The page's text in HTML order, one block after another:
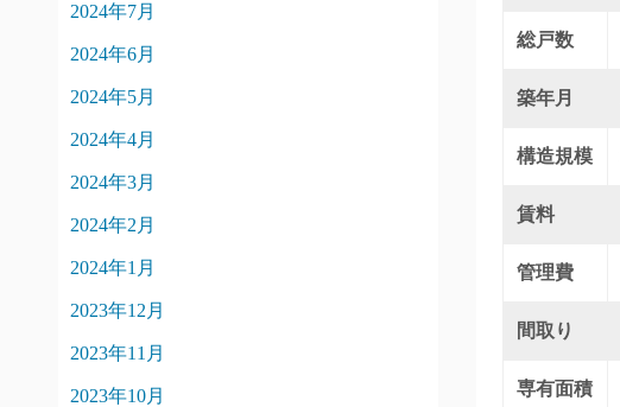
総戸数
築年月
構造規模
賃料
管理費
間取り
専有面積
2024年7月
2024年6月
2024年5月
2024年4月
2024年3月
2024年2月
2024年1月
2023年12月
2023年11月
2023年10月